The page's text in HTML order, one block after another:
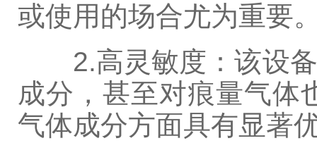
或使用的场合尤为重要
2.高灵敏度：该设备
成分，甚至对痕量气体
气体成分方面具有显著